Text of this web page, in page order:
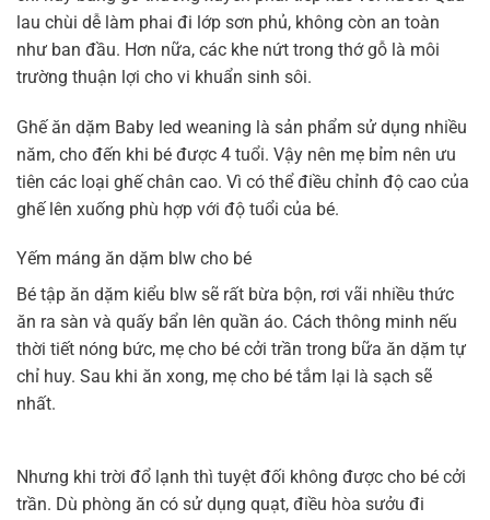
lau chùi dễ làm phai đi lớp sơn phủ, không còn an toàn
như ban đầu. Hơn nữa, các khe nứt trong thớ gỗ là môi
trường thuận lợi cho vi khuẩn sinh sôi.
Ghế ăn dặm Baby led weaning là sản phẩm sử dụng nhiều
năm, cho đến khi bé được 4 tuổi. Vậy nên mẹ bỉm nên ưu
tiên các loại ghế chân cao. Vì có thể điều chỉnh độ cao của
ghế lên xuống phù hợp với độ tuổi của bé.
Yếm máng ăn dặm blw cho bé
Bé tập ăn dặm kiểu blw sẽ rất bừa bộn, rơi vãi nhiều thức
ăn ra sàn và quấy bẩn lên quần áo. Cách thông minh nếu
thời tiết nóng bức, mẹ cho bé cởi trần trong bữa ăn dặm tự
chỉ huy. Sau khi ăn xong, mẹ cho bé tắm lại là sạch sẽ
nhất.
Nhưng khi trời đổ lạnh thì tuyệt đối không được cho bé cởi
trần. Dù phòng ăn có sử dụng quạt, điều hòa sưởu đi